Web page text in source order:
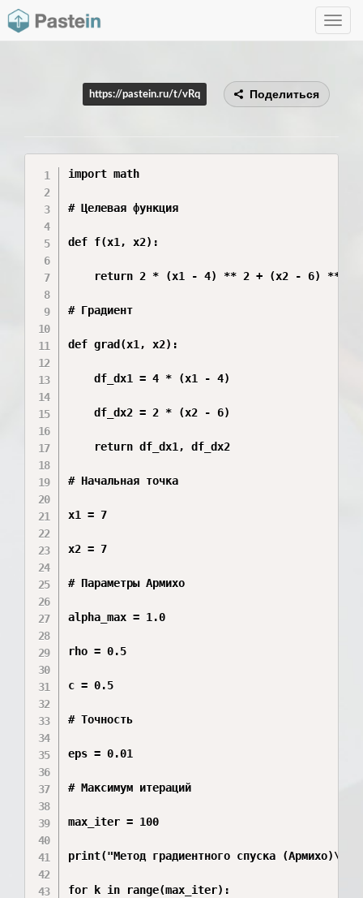
Toggle
https://pastein.ru/t/vRq Поделиться
import math
# Целевая функция
def f(x1, x2):
    return 2 * (x1 - 4) ** 2 + (x2 - 6) ** 2
# Градиент
def grad(x1, x2):
    df_dx1 = 4 * (x1 - 4)
    df_dx2 = 2 * (x2 - 6)
    return df_dx1, df_dx2
# Начальная точка
x1 = 7
x2 = 7
# Параметры Армихо
alpha_max = 1.0
rho = 0.5
c = 0.5
# Точность
eps = 0.01
# Максимум итераций
max_iter = 100
print("Метод градиентного спуска (Армихо)\n")
for k in range(max_iter):